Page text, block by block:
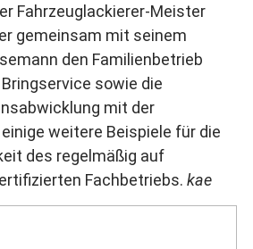
Fahrzeuglackierer-Meister
gemeinsam mit seinem
den Familienbetrieb
sowie die
mit der
weitere Beispiele für die
des regelmäßig auf
Fachbetriebs. kae